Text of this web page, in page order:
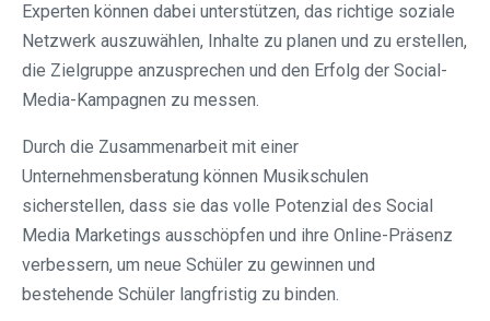
Experten können dabei unterstützen, das richtige soziale
Netzwerk auszuwählen, Inhalte zu planen und zu erstellen,
die Zielgruppe anzusprechen und den Erfolg der Social-
Media-Kampagnen zu messen.
Durch die Zusammenarbeit mit einer
Unternehmensberatung können Musikschulen
sicherstellen, dass sie das volle Potenzial des Social
Media Marketings ausschöpfen und ihre Online-Präsenz
verbessern, um neue Schüler zu gewinnen und
bestehende Schüler langfristig zu binden.